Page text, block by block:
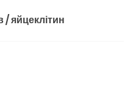
яйцеклітин